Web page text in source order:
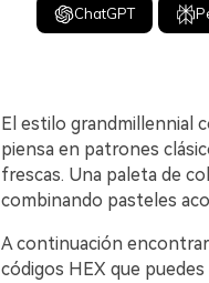
ChatGPT
El estilo grandmillennial
piensa en patrones
frescas. Una paleta de
combinando pasteles
A continuación
códigos HEX que